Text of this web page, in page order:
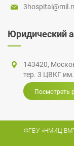
Юридический
143420,
тер. 3 ЦВКГ им.
Посмотреть
ФГБУ «НМИЦ ВМТ